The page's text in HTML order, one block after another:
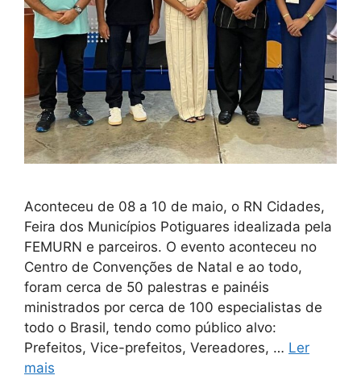
Aconteceu de 08 a 10 de maio, o RN Cidades,
Feira dos Municípios Potiguares idealizada pela
FEMURN e parceiros. O evento aconteceu no
Centro de Convenções de Natal e ao todo,
foram cerca de 50 palestras e painéis
ministrados por cerca de 100 especialistas de
todo o Brasil, tendo como público alvo:
Prefeitos, Vice-prefeitos, Vereadores, … Ler
mais